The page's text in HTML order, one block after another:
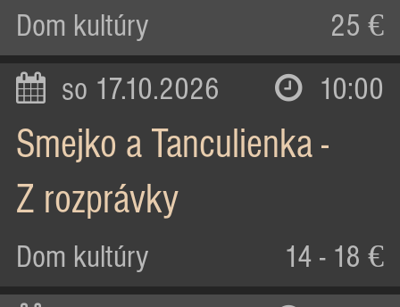
Dom kultúry 25 €
so 17.10.2026 10:00
Smejko a Tanculienka -
Z rozprávky
Dom kultúry 14 - 18 €